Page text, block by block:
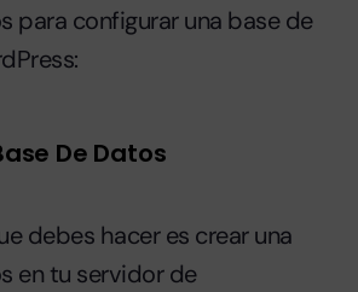
para configurar una base de
De Datos
debes hacer es crear una
en tu servidor de